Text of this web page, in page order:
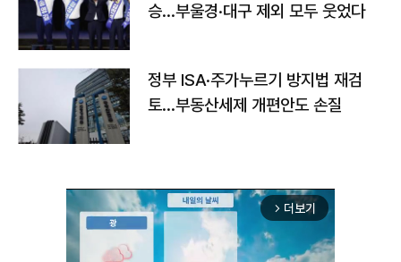
승…부울경·대구 제외 모두 웃었다
정부 ISA·주가누르기 방지법 재검
토…부동산세제 개편안도 손질
arrow_forward_ios 더보기